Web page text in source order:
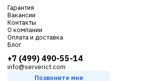
Гарантия
Вакансии
Контакты
О компании
Оплата и доставка
Блог
+7 (499) 490-55-14
info@serverict.com
Позвоните мне